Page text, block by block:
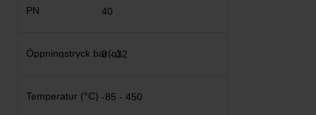
40
3 - 32
-85 - 450